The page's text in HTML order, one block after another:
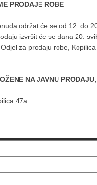
PRODAJE ROBE
održat će se od 12. do
izvršit će se dana 20.
za prodaju robe, Kopilica
NA JAVNU PRODAJU,
47a.